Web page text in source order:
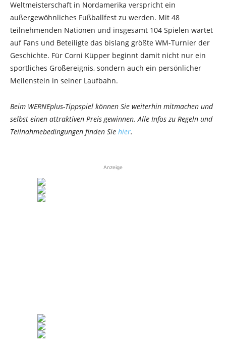
Weltmeisterschaft in Nordamerika verspricht ein
außergewöhnliches Fußballfest zu werden. Mit 48
teilnehmenden Nationen und insgesamt 104 Spielen wartet
auf Fans und Beteiligte das bislang größte WM-Turnier der
Geschichte. Für Corni Küpper beginnt damit nicht nur ein
sportliches Großereignis, sondern auch ein persönlicher
Meilenstein in seiner Laufbahn.
Beim WERNEplus-Tippspiel können Sie weiterhin mitmachen und
selbst einen attraktiven Preis gewinnen. Alle Infos zu Regeln und
Teilnahmebedingungen finden Sie hier.
Anzeige